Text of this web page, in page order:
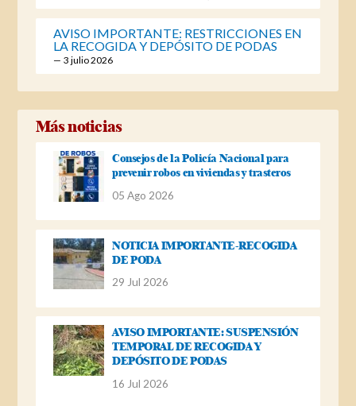
AVISO IMPORTANTE: RESTRICCIONES EN
LA RECOGIDA Y DEPÓSITO DE PODAS
3 julio 2026
Más noticias
Consejos de la Policía Nacional para
prevenir robos en viviendas y trasteros
05 Ago 2026
NOTICIA IMPORTANTE-RECOGIDA
DE PODA
29 Jul 2026
AVISO IMPORTANTE: SUSPENSIÓN
TEMPORAL DE RECOGIDA Y
DEPÓSITO DE PODAS
16 Jul 2026